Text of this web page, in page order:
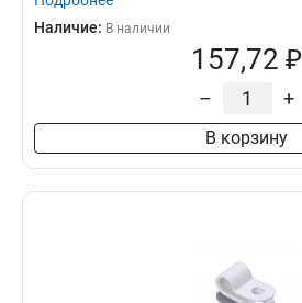
Наличие: В наличии
157,72 ₽
– +
В корзину